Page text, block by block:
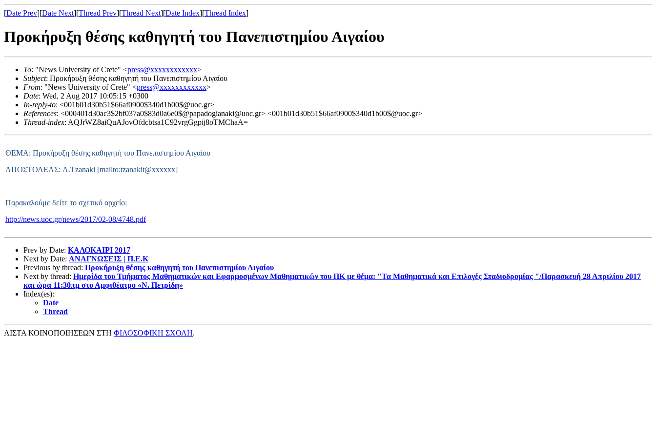
[Date Prev][Date Next][Thread Prev][Thread Next][Date Index][Thread Index]
Προκήρυξη θέσης καθηγητή του Πανεπιστημίου Αιγαίου
To: "News University of Crete" <press@xxxxxxxxxxxx>
Subject: Προκήρυξη θέσης καθηγητή του Πανεπιστημίου Αιγαίου
From: "News University of Crete" <press@xxxxxxxxxxxx>
Date: Wed, 2 Aug 2017 10:05:15 +0300
In-reply-to: <001b01d30b51$66af0900$340d1b00$@uoc.gr>
References: <000401d30ac3$2bf037a0$83d0a6e0$@papadogianaki@uoc.gr> <001b01d30b51$66af0900$340d1b00$@uoc.gr>
Thread-index: AQJrWZ8aiQuAJovOfdcbtsa1C92vrgGgpij8oTMChaA=
ΘΕΜΑ: Προκήρυξη θέσης καθηγητή του Πανεπιστημίου Αιγαίου
ΑΠΟΣΤΟΛΕΑΣ: A.Tzanaki [mailto:tzanakit@xxxxxx]
Παρακαλούμε δείτε το σχετικό αρχείο:
http://news.uoc.gr/news/2017/02-08/4748.pdf
Prev by Date: ΚΑΛΟΚΑΙΡΙ 2017
Next by Date: ΑΝΑΓΝΩΣΕΙΣ | Π.Ε.Κ
Previous by thread: Προκήρυξη θέσης καθηγητή του Πανεπιστημίου Αιγαίου
Next by thread: Ημερίδα του Τμήματος Μαθηματικών και Εφαρμοσμένων Μαθηματικών του ΠΚ με θέμα: "Τα Μαθηματικά και Επιλογές Σταδιοδρομίας "/Παρασκευή 28 Απριλίου 2017
και ώρα 11:30πμ στο Αμφιθέατρο «Ν. Πετρίδη»
Index(es):
Date
Thread
ΛΙΣΤΑ ΚΟΙΝΟΠΟΙΗΣΕΩΝ ΣΤΗ ΦΙΛΟΣΟΦΙΚΗ ΣΧΟΛΗ.